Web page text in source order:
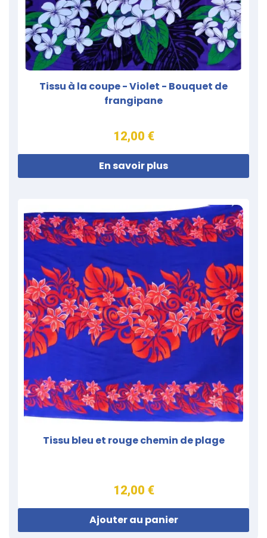
Tissu à la coupe - Violet - Bouquet de
frangipane
12,00 €
En savoir plus
Tissu bleu et rouge chemin de plage
12,00 €
Ajouter au panier